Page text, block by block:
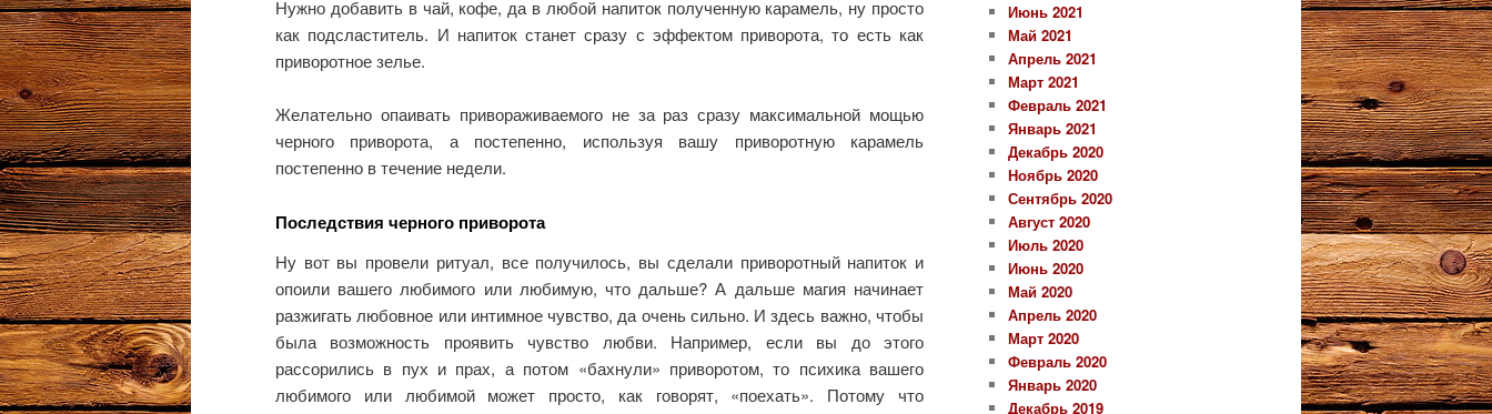
Нужно добавить в чай, кофе, да в любой напиток полученную карамель, ну просто
как подсластитель. И напиток станет сразу с эффектом приворота, то есть как
приворотное зелье.
Желательно опаивать привораживаемого не за раз сразу максимальной мощью
черного приворота, а постепенно, используя вашу приворотную карамель
постепенно в течение недели.
Последствия черного приворота
Ну вот вы провели ритуал, все получилось, вы сделали приворотный напиток и
опоили вашего любимого или любимую, что дальше? А дальше магия начинает
разжигать любовное или интимное чувство, да очень сильно. И здесь важно, чтобы
была возможность проявить чувство любви. Например, если вы до этого
рассорились в пух и прах, а потом «бахнули» приворотом, то психика вашего
любимого или любимой может просто, как говорят, «поехать». Потому что
Июнь 2021
Май 2021
Апрель 2021
Март 2021
Февраль 2021
Январь 2021
Декабрь 2020
Ноябрь 2020
Сентябрь 2020
Август 2020
Июль 2020
Июнь 2020
Май 2020
Апрель 2020
Март 2020
Февраль 2020
Январь 2020
Декабрь 2019